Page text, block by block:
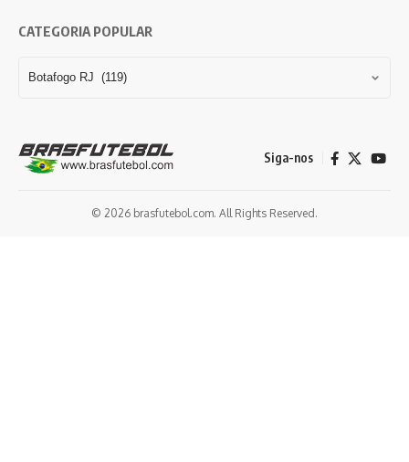
CATEGORIA POPULAR
Siga-nos
© 2026 brasfutebol.com. All Rights Reserved.